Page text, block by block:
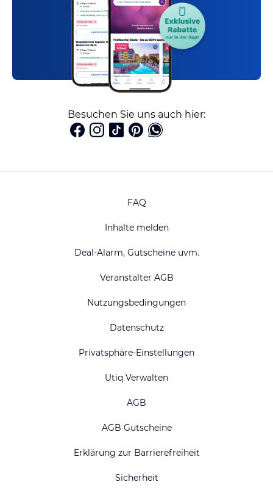
Besuchen Sie uns auch hier:
FAQ
Inhalte melden
Deal-Alarm, Gutscheine uvm.
Veranstalter AGB
Nutzungsbedingungen
Datenschutz
Privatsphäre-Einstellungen
Utiq Verwalten
AGB
AGB Gutscheine
Erklärung zur Barrierefreiheit
Sicherheit